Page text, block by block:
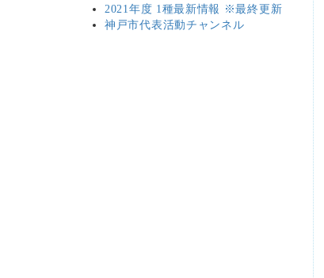
2021年度 1種最新情報 ※最終更新
神戸市代表活動チャンネル